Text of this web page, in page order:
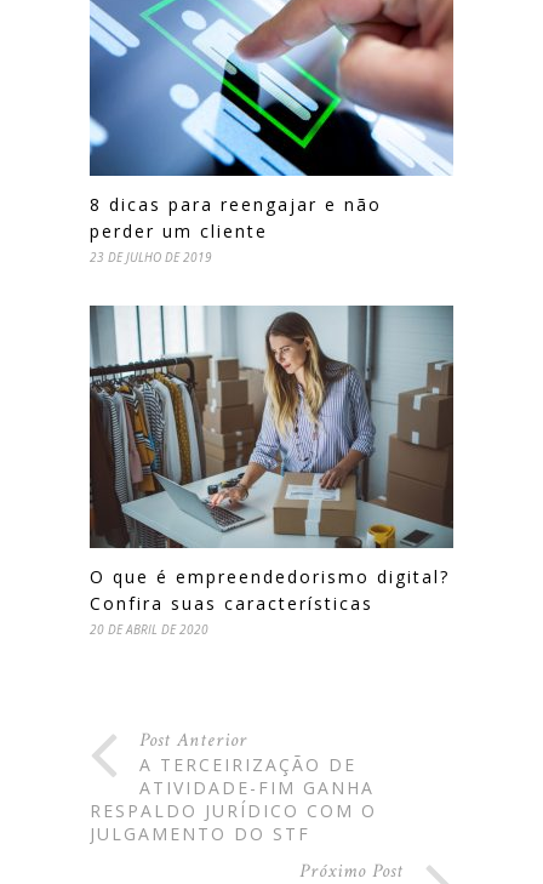
8 dicas para reengajar e não
perder um cliente
23 DE JULHO DE 2019
O que é empreendedorismo digital?
Confira suas características
20 DE ABRIL DE 2020
Post Anterior
A TERCEIRIZAÇÃO DE
ATIVIDADE-FIM GANHA
RESPALDO JURÍDICO COM O
JULGAMENTO DO STF
Próximo Post